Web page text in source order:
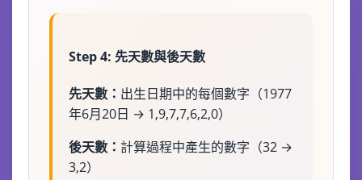
Step 4: 先天數與後天數
先天數： 出生日期中的每個數字（1977
年6月20日 → 1,9,7,7,6,2,0）
後天數： 計算過程中產生的數字（32 →
3,2）